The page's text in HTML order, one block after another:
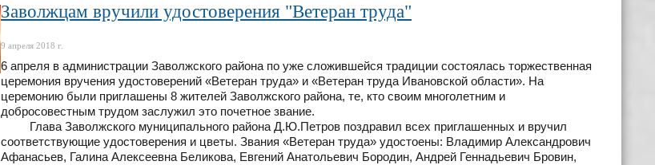
Заволжцам вручили удостоверения "Ветеран труда"
9 апреля 2018 г.
6 апреля в администрации Заволжского района по уже сложившейся традиции состоялась торжественная
церемония вручения удостоверений «Ветеран труда» и «Ветеран труда Ивановской области». На
церемонию были приглашены 8 жителей Заволжского района, те, кто своим многолетним и
добросовестным трудом заслужил это почетное звание.
Глава Заволжского муниципального района Д.Ю.Петров поздравил всех приглашенных и вручил
соответствующие удостоверения и цветы. Звания «Ветеран труда» удостоены: Владимир Александрович
Афанасьев, Галина Алексеевна Беликова, Евгений Анатольевич Бородин, Андрей Геннадьевич Бровин,